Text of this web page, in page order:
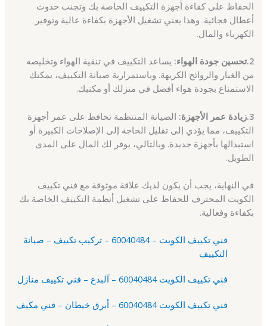
الحفاظ على كفاءة أجهزة التكييف الخاصة بك وتجنب حدوث
أعطال فجائية. وهذا يعني تشغيل الأجهزة بكفاءة عالية وتوفير
الكهرباء والمال.
2.تحسين جودة الهواء:
يساعد التكييف في تنقية الهواء وتخليصه
من الغبار والروائح الكريهة. وباستمرارية صيانة التكييف، يمكنك
الاستمتاع بجودة هواء أفضل في منزلك أو مكتبك.
3.زيادة عمر الأجهزة:
الصيانة المنتظمة تحافظ على عمر أجهزة
التكييف، مما يؤدي إلى تقليل الحاجة إلى الإصلاحات الكبيرة أو
استبدالها بأجهزة جديدة. وبالتالي، يوفر لك المال على المدى
الطويل.
في النهاية، يجب أن يكون لديك علاقة موثوقة مع فني تكييف
الكويت المحترف للحفاظ على تشغيل أنظمة التكييف الخاصة بك
بكفاءة وفعالية.
فني تكييف الكويت – 60040484 – تركيب تكييف – صيانة
التكييف
فني تكييف الكويت 60040484 – آلبدع – فني تكييف منازل
فني تكييف الكويت 60040484 – أبرق خيطان – فني مكيف